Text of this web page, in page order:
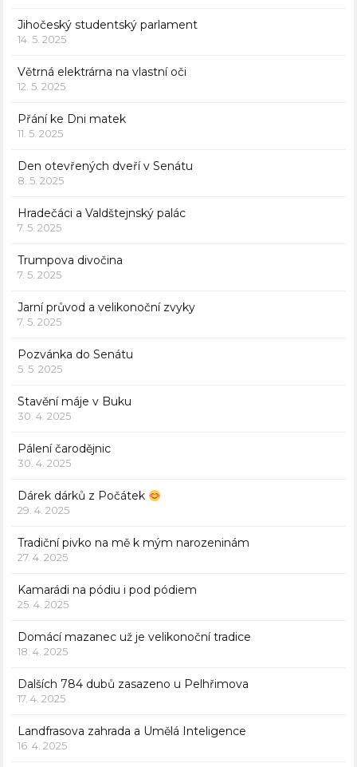
Jihočeský studentský parlament
14. 5. 2025
Větrná elektrárna na vlastní oči
12. 5. 2025
Přání ke Dni matek
11. 5. 2025
Den otevřených dveří v Senátu
8. 5. 2025
Hradečáci a Valdštejnský palác
7. 5. 2025
Trumpova divočina
7. 5. 2025
Jarní průvod a velikonoční zvyky
7. 5. 2025
Pozvánka do Senátu
5. 5. 2025
Stavění máje v Buku
30. 4. 2025
Pálení čarodějnic
30. 4. 2025
Dárek dárků z Počátek
29. 4. 2025
Tradiční pivko na mě k mým narozeninám
27. 4. 2025
Kamarádi na pódiu i pod pódiem
25. 4. 2025
Domácí mazanec už je velikonoční tradice
18. 4. 2025
Dalších 784 dubů zasazeno u Pelhřimova
17. 4. 2025
Landfrasova zahrada a Umělá Inteligence
16. 4. 2025